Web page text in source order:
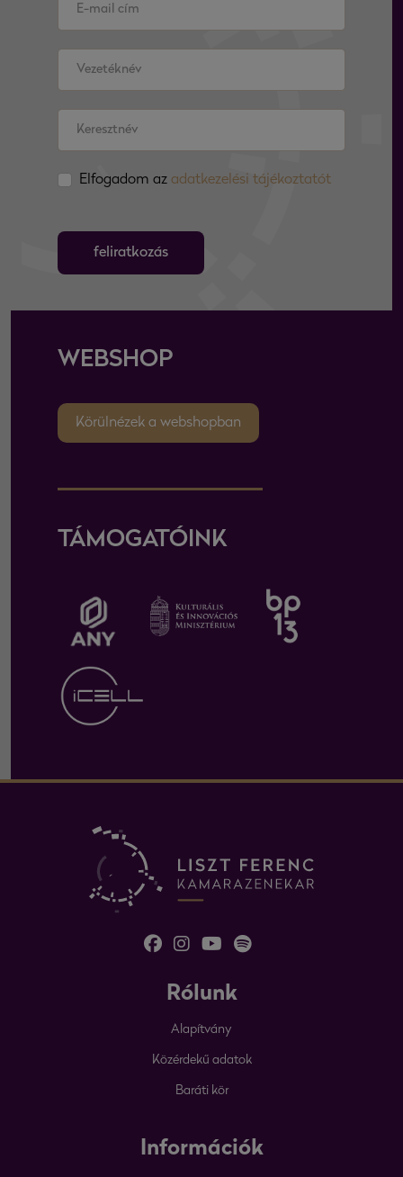
Elfogadom az adatkezelési tájékoztatót
feliratkozás
WEBSHOP
Körülnézek a webshopban
TÁMOGATÓINK
Rólunk
Alapítvány
Közérdekű adatok
Baráti kör
Információk